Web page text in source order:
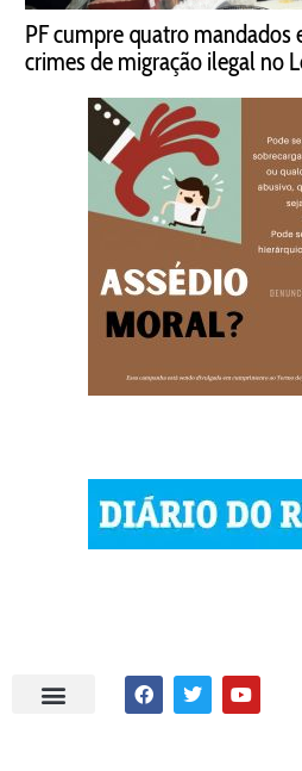
PF cumpre quatro mandados
crimes de migração ilegal no